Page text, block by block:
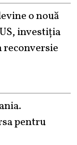
o nouă
investiția
reconversie
pentru